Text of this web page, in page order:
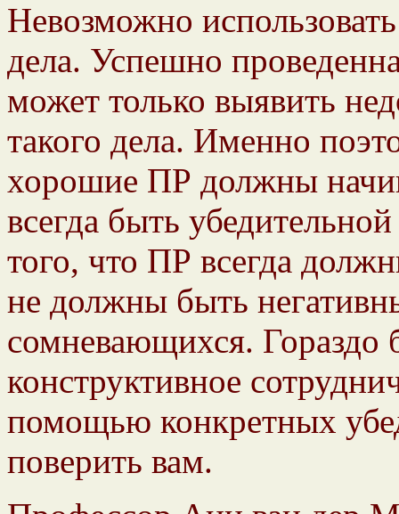
Невозможно
дела. Успешно
может только выявить
такого дела. Именно
хорошие ПР должны
всегда быть
того, что ПР всегда
не должны быть
сомневающихся. Гораздо
конструктивное
помощью конкретных
поверить вам.